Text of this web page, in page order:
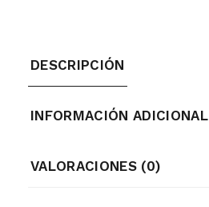
DESCRIPCIÓN
INFORMACIÓN ADICIONAL
VALORACIONES (0)